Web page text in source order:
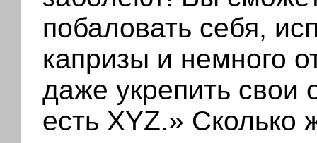
побаловать себя,
капризы и немного
даже укрепить свои
есть XYZ.» Сколько